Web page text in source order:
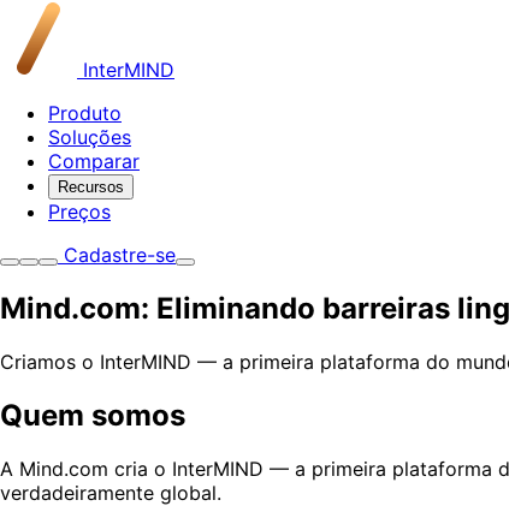
InterMIND
Produto
Soluções
Comparar
Recursos
Preços
Cadastre-se
Mind.com: Eliminando barreiras
Criamos o InterMIND — a primeira plataforma do
Quem somos
A Mind.com cria o InterMIND — a primeira plataforma
verdadeiramente global.